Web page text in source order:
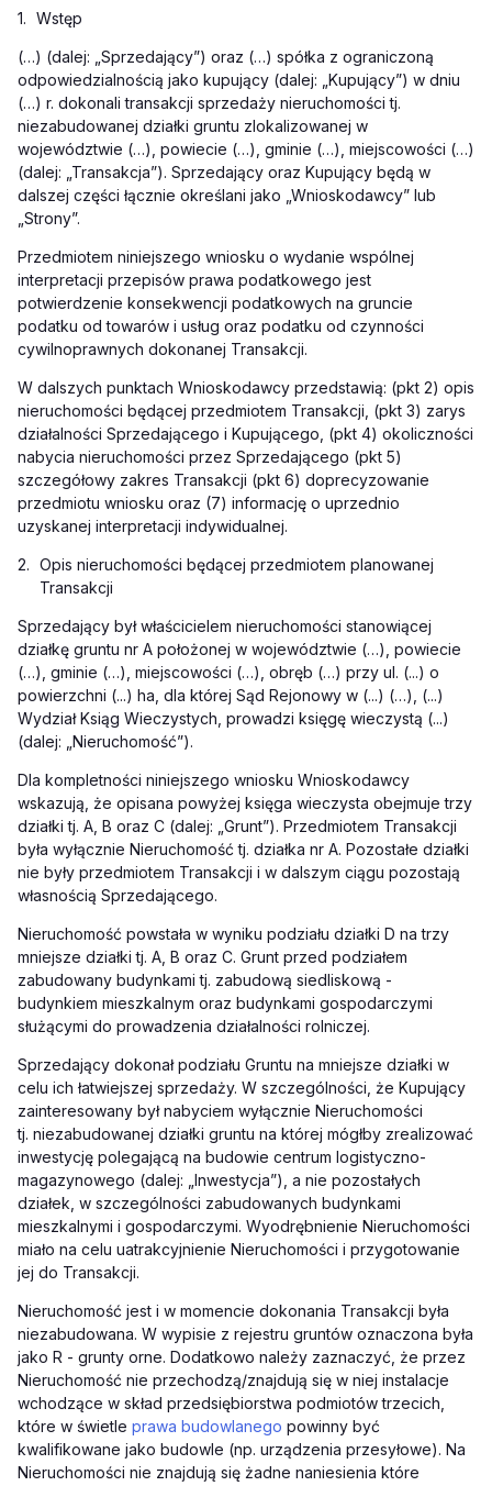
1. Wstęp
(…) (dalej: „Sprzedający”) oraz (…) spółka z ograniczoną
odpowiedzialnością jako kupujący (dalej: „Kupujący”) w dniu
(…) r. dokonali transakcji sprzedaży nieruchomości tj.
niezabudowanej działki gruntu zlokalizowanej w
województwie (…), powiecie (…), gminie (…), miejscowości (…)
(dalej: „Transakcja”). Sprzedający oraz Kupujący będą w
dalszej części łącznie określani jako „Wnioskodawcy” lub
„Strony”.
Przedmiotem niniejszego wniosku o wydanie wspólnej
interpretacji przepisów prawa podatkowego jest
potwierdzenie konsekwencji podatkowych na gruncie
podatku od towarów i usług oraz podatku od czynności
cywilnoprawnych dokonanej Transakcji.
W dalszych punktach Wnioskodawcy przedstawią: (pkt 2) opis
nieruchomości będącej przedmiotem Transakcji, (pkt 3) zarys
działalności Sprzedającego i Kupującego, (pkt 4) okoliczności
nabycia nieruchomości przez Sprzedającego (pkt 5)
szczegółowy zakres Transakcji (pkt 6) doprecyzowanie
przedmiotu wniosku oraz (7) informację o uprzednio
uzyskanej interpretacji indywidualnej.
2. Opis nieruchomości będącej przedmiotem planowanej
Transakcji
Sprzedający był właścicielem nieruchomości stanowiącej
działkę gruntu nr A położonej w województwie (…), powiecie
(…), gminie (…), miejscowości (…), obręb (…) przy ul. (...) o
powierzchni (...) ha, dla której Sąd Rejonowy w (...) (…), (...)
Wydział Ksiąg Wieczystych, prowadzi księgę wieczystą (...)
(dalej: „Nieruchomość”).
Dla kompletności niniejszego wniosku Wnioskodawcy
wskazują, że opisana powyżej księga wieczysta obejmuje trzy
działki tj. A, B oraz C (dalej: „Grunt”). Przedmiotem Transakcji
była wyłącznie Nieruchomość tj. działka nr A. Pozostałe działki
nie były przedmiotem Transakcji i w dalszym ciągu pozostają
własnością Sprzedającego.
Nieruchomość powstała w wyniku podziału działki D na trzy
mniejsze działki tj. A, B oraz C. Grunt przed podziałem
zabudowany budynkami tj. zabudową siedliskową -
budynkiem mieszkalnym oraz budynkami gospodarczymi
służącymi do prowadzenia działalności rolniczej.
Sprzedający dokonał podziału Gruntu na mniejsze działki w
celu ich łatwiejszej sprzedaży. W szczególności, że Kupujący
zainteresowany był nabyciem wyłącznie Nieruchomości
tj. niezabudowanej działki gruntu na której mógłby zrealizować
inwestycję polegającą na budowie centrum logistyczno-
magazynowego (dalej: „Inwestycja”), a nie pozostałych
działek, w szczególności zabudowanych budynkami
mieszkalnymi i gospodarczymi. Wyodrębnienie Nieruchomości
miało na celu uatrakcyjnienie Nieruchomości i przygotowanie
jej do Transakcji.
Nieruchomość jest i w momencie dokonania Transakcji była
niezabudowana. W wypisie z rejestru gruntów oznaczona była
jako R - grunty orne. Dodatkowo należy zaznaczyć, że przez
Nieruchomość nie przechodzą/znajdują się w niej instalacje
wchodzące w skład przedsiębiorstwa podmiotów trzecich,
które w świetle prawa budowlanego powinny być
kwalifikowane jako budowle (np. urządzenia przesyłowe). Na
Nieruchomości nie znajdują się żadne naniesienia które